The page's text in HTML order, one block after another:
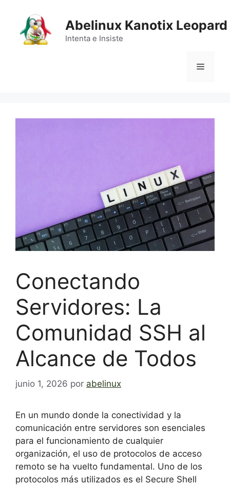
contenido
Abelinux Kanotix Leopard
Intenta e Insiste
Menú
Conectando
Servidores: La
Comunidad SSH al
Alcance de Todos
junio 1, 2026 por abelinux
En un mundo donde la conectividad y la
comunicación entre servidores son esenciales
para el funcionamiento de cualquier
organización, el uso de protocolos de acceso
remoto se ha vuelto fundamental. Uno de los
protocolos más utilizados es el Secure Shell